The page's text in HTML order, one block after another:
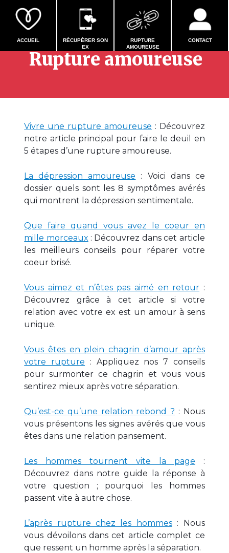
ACCUEIL
RÉCUPÉRER SON
EX
RUPTURE
AMOUREUSE
CONTACT
Tout savoir sur la
Rupture amoureuse
Vivre une rupture amoureuse : Découvrez
notre article principal pour faire le deuil en
5 étapes d’une rupture amoureuse.
La dépression amoureuse : Voici dans ce
dossier quels sont les 8 symptômes avérés
qui montrent la dépression sentimentale.
Que faire quand vous avez le coeur en
mille morceaux : Découvrez dans cet article
les meilleurs conseils pour réparer votre
coeur brisé.
Vous aimez et n’êtes pas aimé en retour :
Découvrez grâce à cet article si votre
relation avec votre ex est un amour à sens
unique.
Vous êtes en plein chagrin d’amour après
votre rupture : Appliquez nos 7 conseils
pour surmonter ce chagrin et vous vous
sentirez mieux après votre séparation.
Qu’est-ce qu’une relation rebond ? : Nous
vous présentons les signes avérés que vous
êtes dans une relation pansement.
Les hommes tournent vite la page :
Découvrez dans notre guide la réponse à
votre question ; pourquoi les hommes
passent vite à autre chose.
L’après rupture chez les hommes: Nous
vous dévoilons dans cet article complet ce
que ressent un homme après la séparation.